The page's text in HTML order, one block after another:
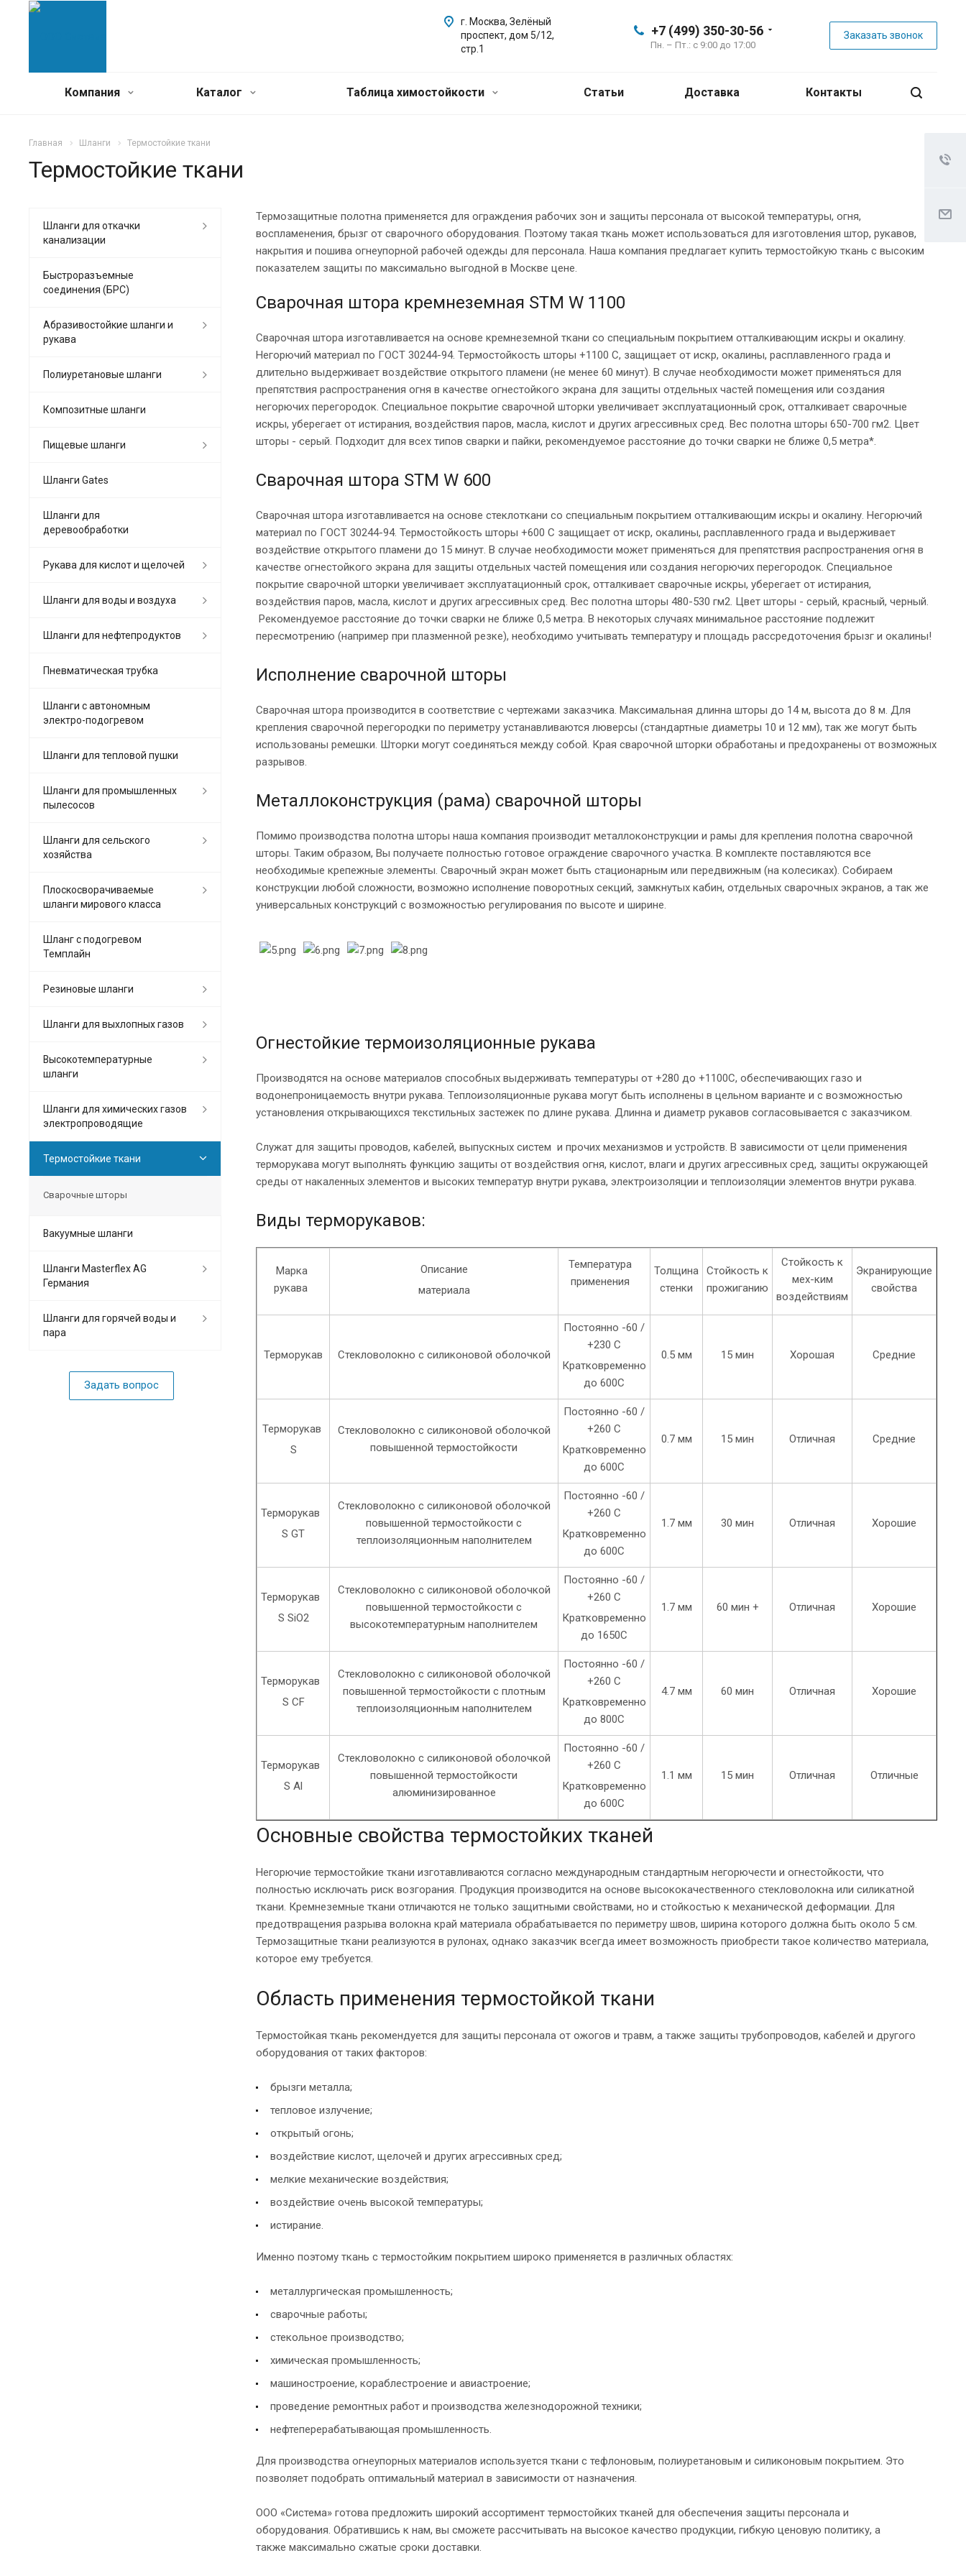
+7 (499) 350-30-56
Пн. – Пт.: с 9:00 до 17:00
Заказать звонок
г. Москва, Зелёный
проспект, дом 5/12,
стр.1
Компания Каталог Таблица химостойкости Статьи Доставка Контакты
Главная Шланги Термостойкие ткани
Термостойкие ткани
Термозащитные полотна применяется для ограждения рабочих зон и защиты персонала от высокой температуры, огня,
воспламенения, брызг от сварочного оборудования. Поэтому такая ткань может использоваться для изготовления штор, рукавов,
накрытия и пошива огнеупорной рабочей одежды для персонала. Наша компания предлагает купить термостойкую ткань с высоким
показателем защиты по максимально выгодной в Москве цене.
Сварочная штора кремнеземная STM W 1100
Сварочная штора изготавливается на основе кремнеземной ткани со специальным покрытием отталкивающим искры и окалину.
Негорючий материал по ГОСТ 30244-94. Термостойкость шторы +1100 С, защищает от искр, окалины, расплавленного града и
длительно выдерживает воздействие открытого пламени (не менее 60 минут). В случае необходимости может применяться для
препятствия распространения огня в качестве огнестойкого экрана для защиты отдельных частей помещения или создания
негорючих перегородок. Специальное покрытие сварочной шторки увеличивает эксплуатационный срок, отталкивает сварочные
искры, уберегает от истирания, воздействия паров, масла, кислот и других агрессивных сред. Вес полотна шторы 650-700 гм2. Цвет
шторы - серый. Подходит для всех типов сварки и пайки, рекомендуемое расстояние до точки сварки не ближе 0,5 метра*.
Сварочная штора STM W 600
Сварочная штора изготавливается на основе стеклоткани со специальным покрытием отталкивающим искры и окалину. Негорючий
материал по ГОСТ 30244-94. Термостойкость шторы +600 С защищает от искр, окалины, расплавленного града и выдерживает
воздействие открытого пламени до 15 минут. В случае необходимости может применяться для препятствия распространения огня в
качестве огнестойкого экрана для защиты отдельных частей помещения или создания негорючих перегородок. Специальное
покрытие сварочной шторки увеличивает эксплуатационный срок, отталкивает сварочные искры, уберегает от истирания,
воздействия паров, масла, кислот и других агрессивных сред. Вес полотна шторы 480-530 гм2. Цвет шторы - серый, красный, черный.
Рекомендуемое расстояние до точки сварки не ближе 0,5 метра. В некоторых случаях минимальное расстояние подлежит
пересмотрению (например при плазменной резке), необходимо учитывать температуру и площадь рассредоточения брызг и окалины!
Исполнение сварочной шторы
Сварочная штора производится в соответствие с чертежами заказчика. Максимальная длинна шторы до 14 м, высота до 8 м. Для
крепления сварочной перегородки по периметру устанавливаются люверсы (стандартные диаметры 10 и 12 мм), так же могут быть
использованы ремешки. Шторки могут соединяться между собой. Края сварочной шторки обработаны и предохранены от возможных
разрывов.
Металлоконструкция (рама) сварочной шторы
Помимо производства полотна шторы наша компания производит металлоконструкции и рамы для крепления полотна сварочной
шторы. Таким образом, Вы получаете полностью готовое ограждение сварочного участка. В комплекте поставляются все
необходимые крепежные элементы. Сварочный экран может быть стационарным или передвижным (на колесиках). Собираем
конструкции любой сложности, возможно исполнение поворотных секций, замкнутых кабин, отдельных сварочных экранов, а так же
универсальных конструкций с возможностью регулирования по высоте и ширине.
Огнестойкие термоизоляционные рукава
Производятся на основе материалов способных выдерживать температуры от +280 до +1100С, обеспечивающих газо и
водонепроницаемость внутри рукава. Теплоизоляционные рукава могут быть исполнены в цельном варианте и с возможностью
установления открывающихся текстильных застежек по длине рукава. Длинна и диаметр рукавов согласовывается с заказчиком.
Служат для защиты проводов, кабелей, выпускных систем и прочих механизмов и устройств. В зависимости от цели применения
терморукава могут выполнять функцию защиты от воздействия огня, кислот, влаги и других агрессивных сред, защиты окружающей
среды от накаленных элементов и высоких температур внутри рукава, электроизоляции и теплоизоляции элементов внутри рукава.
Виды терморукавов:
Марка
рукава
Описание
материала
Температура
применения
Толщина
стенки
Стойкость к
прожиганию
Стойкость к
мех-ким
воздействиям
Экранирующие
свойства
Терморукав Стекловолокно с силиконовой оболочкой
Постоянно -60 /
+230 С
Кратковременно
до 600С
0.5 мм 15 мин Хорошая Средние
Терморукав
S
Стекловолокно с силиконовой оболочкой
повышенной термостойкости
Постоянно -60 /
+260 С
Кратковременно
до 600С
0.7 мм 15 мин Отличная Средние
Терморукав
S GT
Стекловолокно с силиконовой оболочкой
повышенной термостойкости c
теплоизоляционным наполнителем
Постоянно -60 /
+260 С
Кратковременно
до 600С
1.7 мм 30 мин Отличная Хорошие
Терморукав
S SiO2
Стекловолокно с силиконовой оболочкой
повышенной термостойкости c
высокотемпературным наполнителем
Постоянно -60 /
+260 С
Кратковременно
до 1650С
1.7 мм 60 мин + Отличная Хорошие
Терморукав
S СF
Стекловолокно с силиконовой оболочкой
повышенной термостойкости c плотным
теплоизоляционным наполнителем
Постоянно -60 /
+260 С
Кратковременно
до 800С
4.7 мм 60 мин Отличная Хорошие
Терморукав
S Al
Стекловолокно с силиконовой оболочкой
повышенной термостойкости
алюминизированное
Постоянно -60 /
+260 С
Кратковременно
до 600С
1.1 мм 15 мин Отличная Отличные
Основные свойства термостойких тканей
Негорючие термостойкие ткани изготавливаются согласно международным стандартным негорючести и огнестойкости, что
полностью исключать риск возгорания. Продукция производится на основе высококачественного стекловолокна или силикатной
ткани. Кремнеземные ткани отличаются не только защитными свойствами, но и стойкостью к механической деформации. Для
предотвращения разрыва волокна край материала обрабатывается по периметру швов, ширина которого должна быть около 5 см.
Термозащитные ткани реализуются в рулонах, однако заказчик всегда имеет возможность приобрести такое количество материала,
которое ему требуется.
Область применения термостойкой ткани
Термостойкая ткань рекомендуется для защиты персонала от ожогов и травм, а также защиты трубопроводов, кабелей и другого
оборудования от таких факторов:
брызги металла;
тепловое излучение;
открытый огонь;
воздействие кислот, щелочей и других агрессивных сред;
мелкие механические воздействия;
воздействие очень высокой температуры;
истирание.
Именно поэтому ткань с термостойким покрытием широко применяется в различных областях:
металлургическая промышленность;
сварочные работы;
стекольное производство;
химическая промышленность;
машиностроение, кораблестроение и авиастроение;
проведение ремонтных работ и производства железнодорожной техники;
нефтеперерабатывающая промышленность.
Для производства огнеупорных материалов используется ткани с тефлоновым, полиуретановым и силиконовым покрытием. Это
позволяет подобрать оптимальный материал в зависимости от назначения.
ООО «Система» готова предложить широкий ассортимент термостойких тканей для обеспечения защиты персонала и
оборудования. Обратившись к нам, вы сможете рассчитывать на высокое качество продукции, гибкую ценовую политику, а
также максимально сжатые сроки доставки.
Шланги для откачки
канализации
Быстроразъемные
соединения (БРС)
Абразивостойкие шланги и
рукава
Полиуретановые шланги
Композитные шланги
Пищевые шланги
Шланги Gates
Шланги для
деревообработки
Рукава для кислот и щелочей
Шланги для воды и воздуха
Шланги для нефтепродуктов
Пневматическая трубка
Шланги с автономным
электро-подогревом
Шланги для тепловой пушки
Шланги для промышленных
пылесосов
Шланги для сельского
хозяйства
Плоскосворачиваемые
шланги мирового класса
Шланг с подогревом
Темплайн
Резиновые шланги
Шланги для выхлопных газов
Высокотемпературные
шланги
Шланги для химических газов
электропроводящие
Термостойкие ткани
Сварочные шторы
Вакуумные шланги
Шланги Masterflex AG
Германия
Шланги для горячей воды и
пара
Задать вопрос